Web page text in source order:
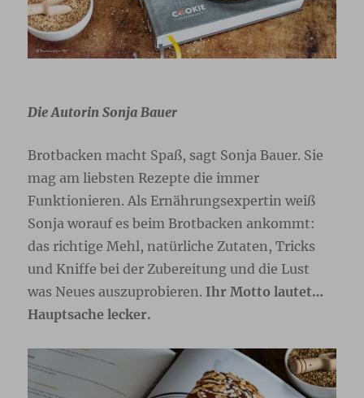
Die Autorin Sonja Bauer
Brotbacken macht Spaß, sagt Sonja Bauer. Sie
mag am liebsten Rezepte die immer
Funktionieren. Als Ernährungsexpertin weiß
Sonja worauf es beim Brotbacken ankommt:
das richtige Mehl, natürliche Zutaten, Tricks
und Kniffe bei der Zubereitung und die Lust
was Neues auszuprobieren.Ihr Motto lautet…
Hauptsache lecker.